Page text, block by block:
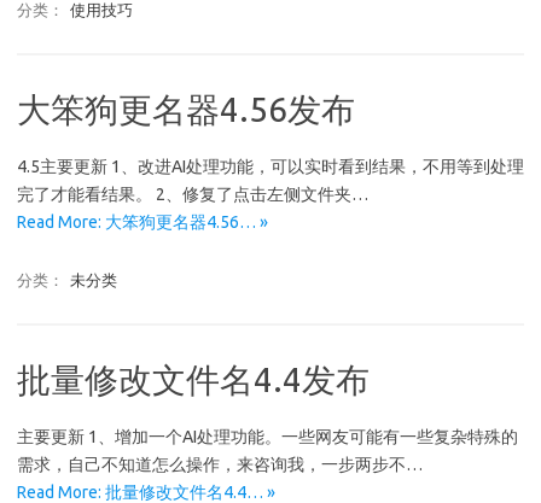
分类： 使用技巧
大笨狗更名器4.56发布
4.5主要更新 1、改进AI处理功能，可以实时看到结果，不用等到处理
完了才能看结果。 2、修复了点击左侧文件夹…
Read More: 大笨狗更名器4.56… »
分类： 未分类
批量修改文件名4.4发布
主要更新 1、增加一个AI处理功能。一些网友可能有一些复杂特殊的
需求，自己不知道怎么操作，来咨询我，一步两步不…
Read More: 批量修改文件名4.4… »